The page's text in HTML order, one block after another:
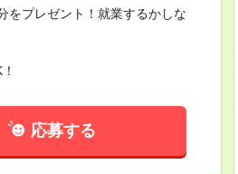
をプレゼント！就業するかしな
応募する